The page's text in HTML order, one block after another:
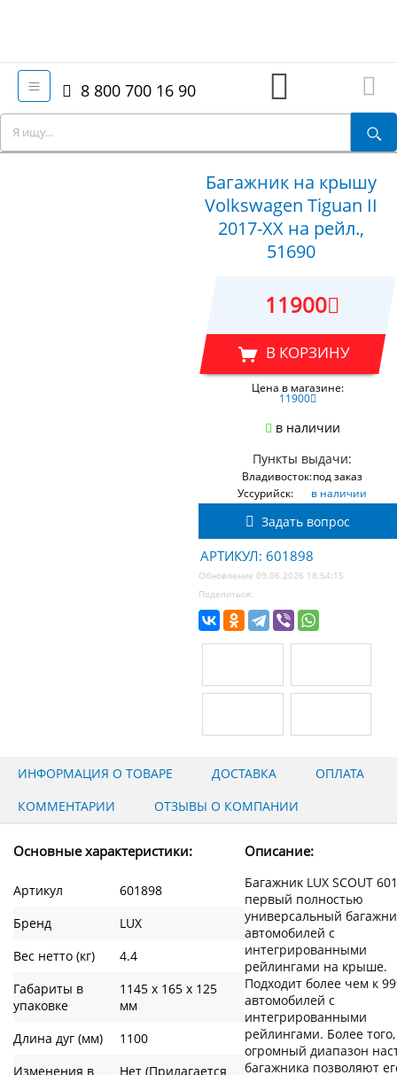
8 800 700 16 90
Багажник на крышу
Volkswagen Tiguan II
2017-XX на рейл.,
51690
11900
В КОРЗИНУ
Цена в магазине:
11900
в наличии
Пункты выдачи:
Владивосток:под заказ
Уссурийск:
в наличии
Задать вопрос
АРТИКУЛ: 601898
Обновление 09.06.2026 18:54:15
Поделиться:
ИНФОРМАЦИЯ О ТОВАРЕ ДОСТАВКА
ОПЛАТА
КОММЕНТАРИИ
ОТЗЫВЫ О КОМПАНИИ
Основные характеристики:
Артикул
601898
Бренд
LUX
Вес нетто (кг)
4.4
Габариты в
упаковке
1145 x 165 x 125
мм
Длина дуг (мм)
1100
Изменения в
Нет (Прилагается
Описание:
Багажник LUX SCOUT
первый полностью
универсальный
автомобилей с
интегрированными
рейлингами на крыше.
Подходит более чем к
автомобилей с
интегрированными
рейлингами. Более того,
огромный диапазон
багажника позволяют